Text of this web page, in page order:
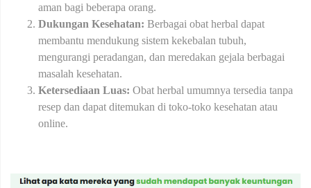
aman bagi beberapa orang.
Dukungan Kesehatan: Berbagai obat herbal dapat
membantu mendukung sistem kekebalan tubuh,
mengurangi peradangan, dan meredakan gejala berbagai
masalah kesehatan.
Ketersediaan Luas: Obat herbal umumnya tersedia tanpa
resep dan dapat ditemukan di toko-toko kesehatan atau
online.